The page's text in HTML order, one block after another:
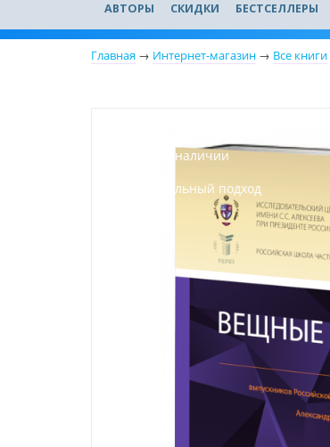
АВТОРЫ СКИДКИ БЕСТСЕЛЛЕРЫ
Главная → Интернет-магазин → Все книги
Нет в наличии
Индивидуальный подход